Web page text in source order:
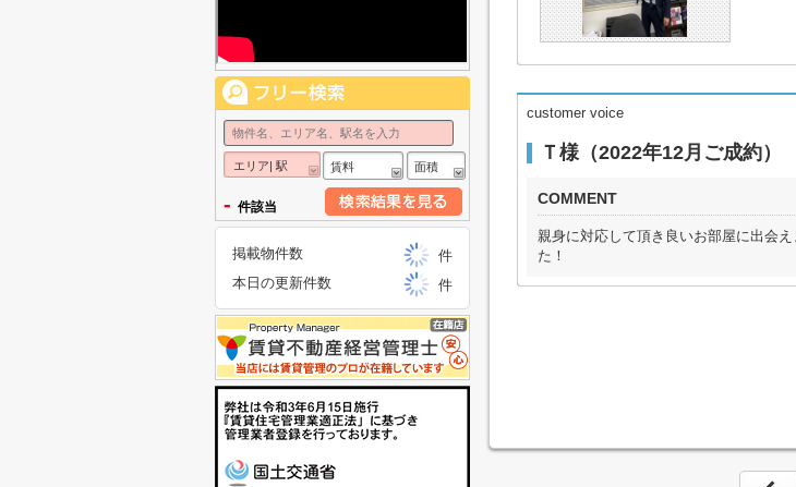
customer voice
Ｔ様（2022年12月ご成約）
COMMENT
親身に対応して頂き良いお部屋に出会え
た！
エリア| 駅 賃料 面積
- 件該当
掲載物件数
件
本日の更新件数
件